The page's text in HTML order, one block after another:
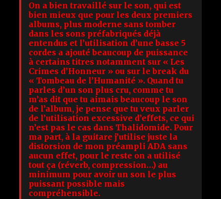
On a bien travaillé sur le son, qui est
bien mieux que pour les deux premiers
albums, plus moderne sans tomber
dans les sons préfabriqués déjà
entendus et l’utilisation d’une basse 5
cordes a ajouté beaucoup de puissance
à certains titres notamment sur « Les
Crimes d’Honneur » ou sur le break du
« Tombeau de l’Humanité ». Quand tu
parles d’un son plus cru, comme tu
m’as dit que tu aimais beaucoup le son
de l’album, je pense que tu veux parler
de l’utilisation excessive d’effets, ce qui
n’est pas le cas dans Thalidomide. Pour
ma part, à la guitare j’utilise juste la
distorsion de mon préampli ADA sans
aucun effet, pour le reste on a utilisé
tout ça (réverb, compression…) au
minimum pour avoir un son le plus
puissant possible mais
compréhensible.